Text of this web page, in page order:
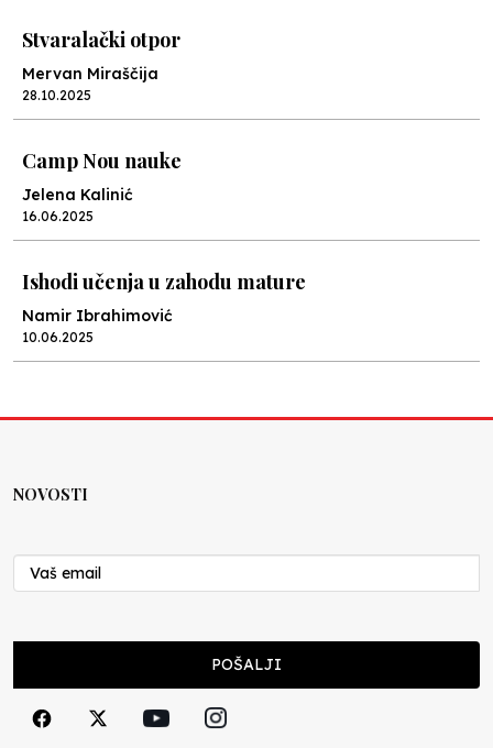
Stvaralački otpor
Mervan Miraščija
28.10.2025
Camp Nou nauke
Jelena Kalinić
16.06.2025
Ishodi učenja u zahodu mature
Namir Ibrahimović
10.06.2025
Nenad Veličković
29.10.2024
Cuke i djeca
NOVOSTI
POŠALJI